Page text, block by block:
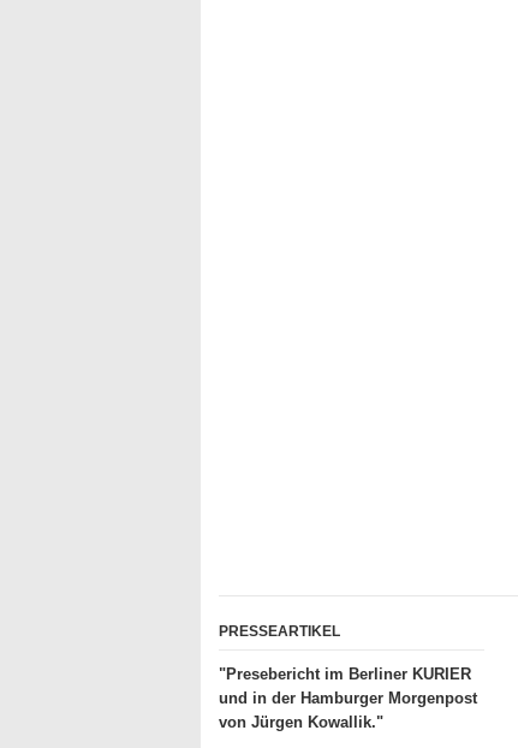
PRESSEARTIKEL
"Presebericht im Berliner KURIER
und in der Hamburger Morgenpost
von Jürgen Kowallik."